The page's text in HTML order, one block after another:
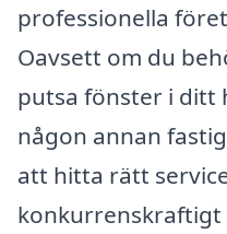
professionella
Oavsett om du
putsa fönster i ditt
någon annan
att hitta rätt
konkurrenskraftigt